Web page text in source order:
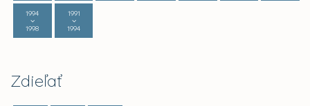
1994
1998
1991
1994
Zdieľať